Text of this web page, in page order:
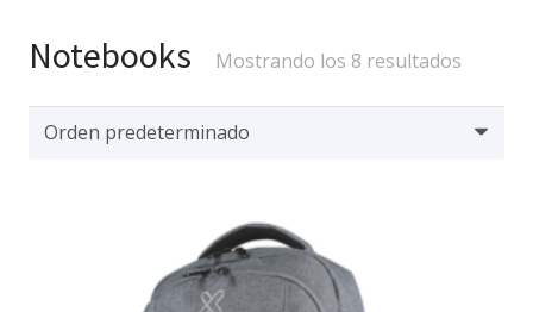
Notebooks Mostrando los 8 resultados